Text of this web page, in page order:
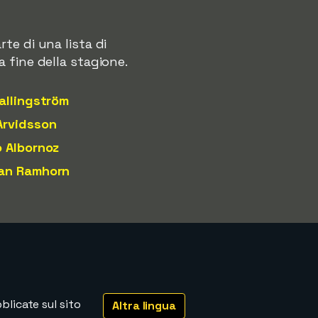
di una lista di
fine della stagione.
Albornoz
Ramhorn
Altra lingua
sul sito